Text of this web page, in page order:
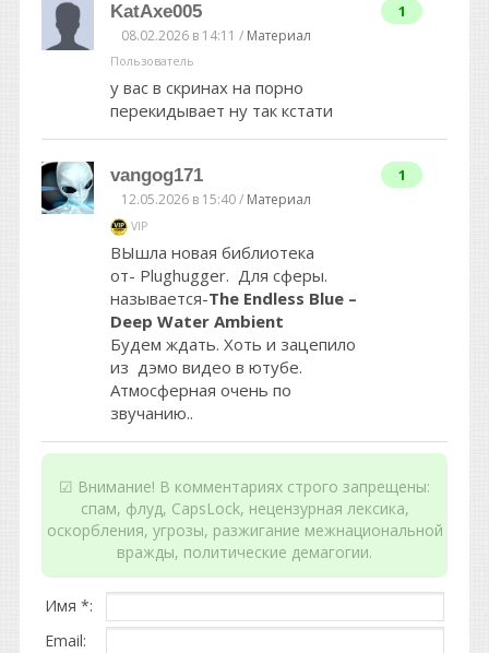
KatAxe005
08.02.2026 в 14:11 / Материал
Пользователь
у вас в скринах на порно
перекидывает ну так кстати
1
vangog171
12.05.2026 в 15:40 / Материал
VIP
ВЫшла новая библиотека
от- Plughugger. Для сферы.
называется-The Endless Blue –
Deep Water Ambient
Будем ждать. Хоть и зацепило
из дэмо видео в ютубе.
Атмосферная очень по
звучанию..
1
☑ Внимание! В комментариях строго запрещены:
спам, флуд, CapsLock, нецензурная лексика,
оскорбления, угрозы, разжигание межнациональной
вражды, политические демагогии.
Имя *:
Email: